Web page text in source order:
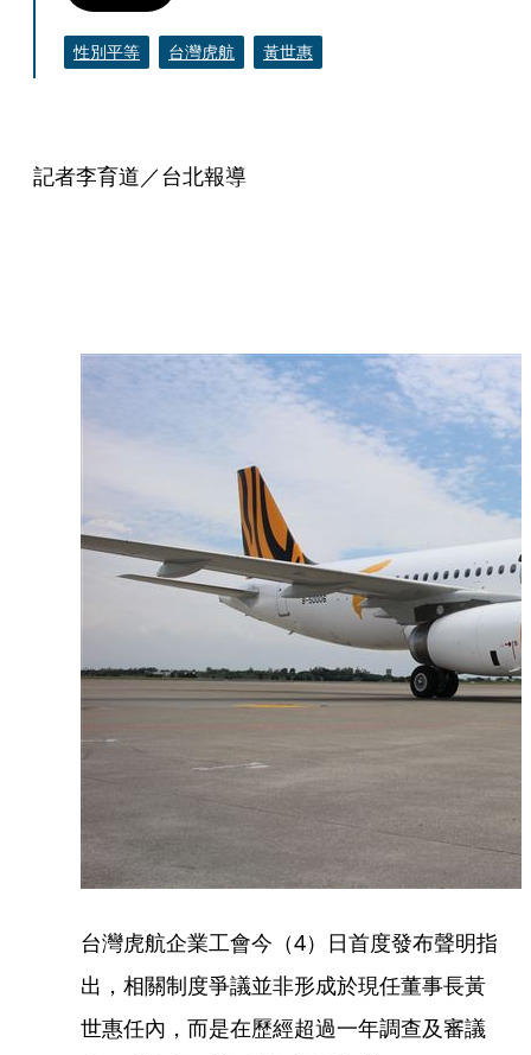
性別平等 台灣虎航 黃世惠
記者李育道／台北報導
台灣虎航企業工會今（4）日首度發布聲明指
出，相關制度爭議並非形成於現任董事長黃
世惠任內，而是在歷經超過一年調查及審議